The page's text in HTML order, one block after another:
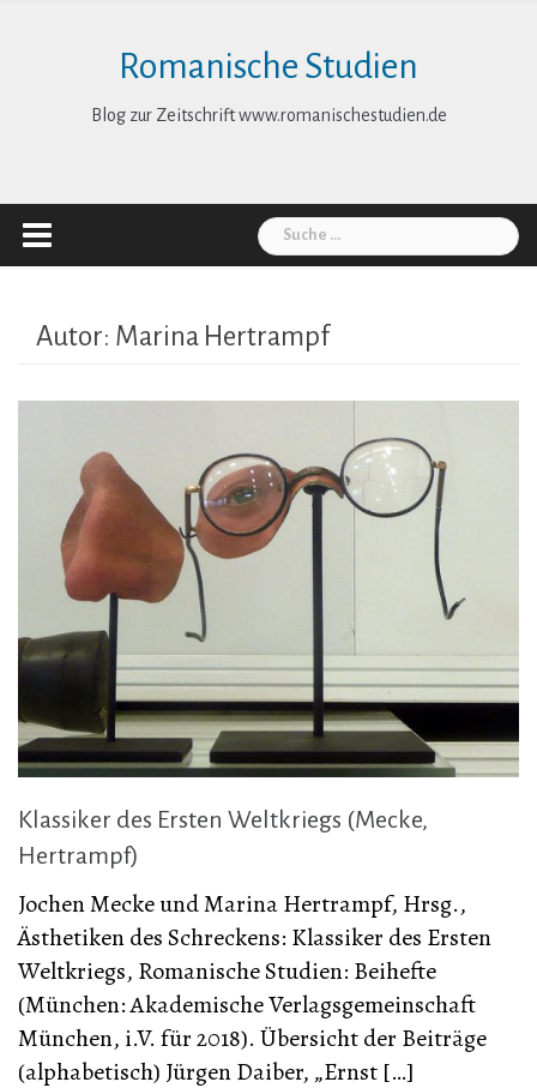
Romanische Studien
Blog zur Zeitschrift www.romanischestudien.de
Suche
nach:
Autor: Marina Hertrampf
Klassiker des Ersten Weltkriegs (Mecke,
Hertrampf)
Jochen Mecke und Marina Hertrampf, Hrsg.,
Ästhetiken des Schreckens: Klassiker des Ersten
Weltkriegs, Romanische Studien: Beihefte
(München: Akademische Verlagsgemeinschaft
München, i.V. für 2018). Übersicht der Beiträge
(alphabetisch) Jürgen Daiber, „Ernst […]